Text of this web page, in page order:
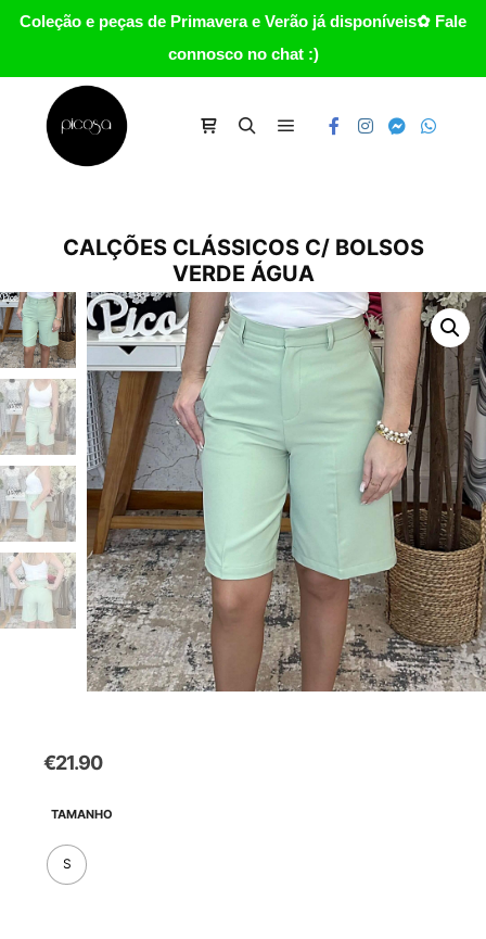
Coleção e peças de Primavera e Verão já disponíveis✿ Fale
connosco no chat :)
CALÇÕES CLÁSSICOS C/ BOLSOS
VERDE ÁGUA
€21.90
TAMANHO
S